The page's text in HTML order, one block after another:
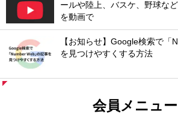
ールや陸上、バスケ、野球な
を動画で
【お知らせ】Google検索で「
を見つけやすくする方法
会員メニュー